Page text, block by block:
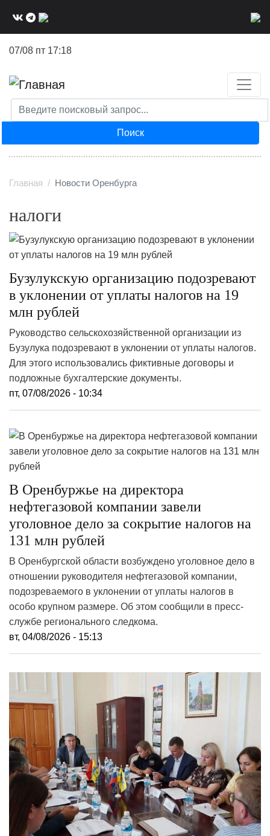
07/08 пт 17:18
Поиск
Главная Новости Оренбурга
налоги
Бузулукскую организацию подозревают
в уклонении от уплаты налогов на 19
млн рублей
Руководство сельскохозяйственной организации из
Бузулука подозревают в уклонении от уплаты налогов.
Для этого использовались фиктивные договоры и
подложные бухгалтерские документы.
пт, 07/08/2026 - 10:34
В Оренбуржье на директора
нефтегазовой компании завели
уголовное дело за сокрытие налогов на
131 млн рублей
В Оренбургской области возбуждено уголовное дело в
отношении руководителя нефтегазовой компании,
подозреваемого в уклонении от уплаты налогов в
особо крупном размере. Об этом сообщили в пресс-
службе регионального следкома.
вт, 04/08/2026 - 15:13